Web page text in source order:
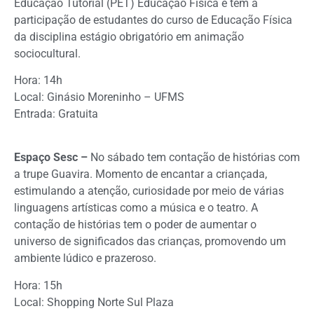
Educação Tutorial (PET) Educação Física e tem a
participação de estudantes do curso de Educação Física
da disciplina estágio obrigatório em animação
sociocultural.
Hora: 14h
Local: Ginásio Moreninho – UFMS
Entrada: Gratuita
Espaço Sesc – No sábado tem contação de histórias com
a trupe Guavira. Momento de encantar a criançada,
estimulando a atenção, curiosidade por meio de várias
linguagens artísticas como a música e o teatro. A
contação de histórias tem o poder de aumentar o
universo de significados das crianças, promovendo um
ambiente lúdico e prazeroso.
Hora: 15h
Local: Shopping Norte Sul Plaza